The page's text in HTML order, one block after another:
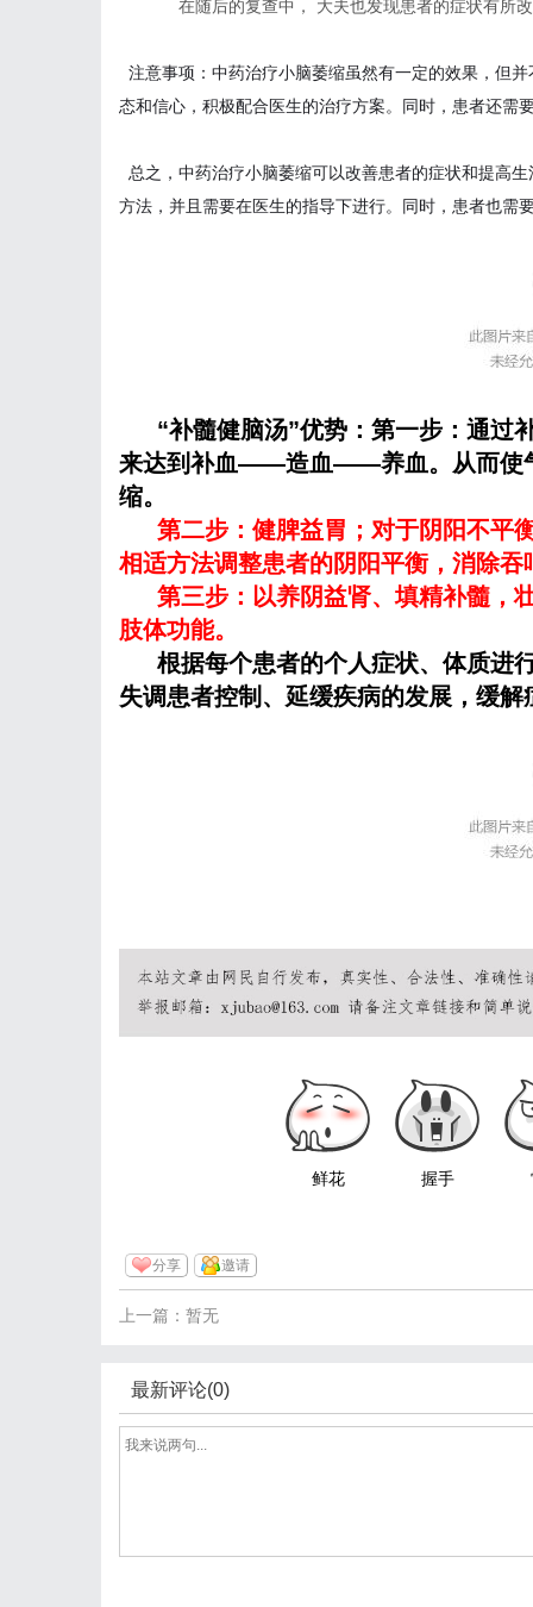
在随后的复查中， 大夫也发现患者的症状有所
注意事项：中药治疗小脑萎缩虽然有一定的效果，但
态和信心，积极配合医生的治疗方案。同时，患者还需
总之，中药治疗小脑萎缩可以改善患者的症状和提高
方法，并且需要在医生的指导下进行。同时，患者也需
“补髓健脑汤”优势：第一步：通过
来达到补血——造血——养血。从而使
缩。
第二步：健脾益胃；对于阴阳不平
相适方法调整患者的阴阳平衡，消除
第三步：以养阴益肾、填精补髓，
肢体功能。
根据每个患者的个人症状、体质进
失调患者控制、延缓疾病的发展，缓
鲜花 握手
分享 邀请
上一篇：暂无
最新评论(0)